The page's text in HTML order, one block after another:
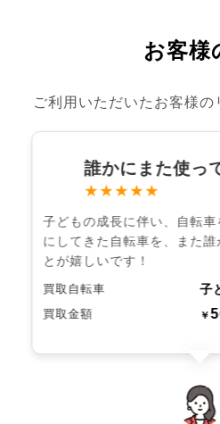
お客様
ご利用いただいたお客様の
誰かにまた使っ
★★★★★
子どもの成長に伴い、自転
にしてきた自転車を、また
とが嬉しいです！
買取自転車 子
買取金額 ￥
chevron_left chevron_right